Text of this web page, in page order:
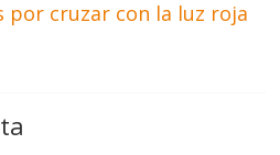
por cruzar con la luz roja